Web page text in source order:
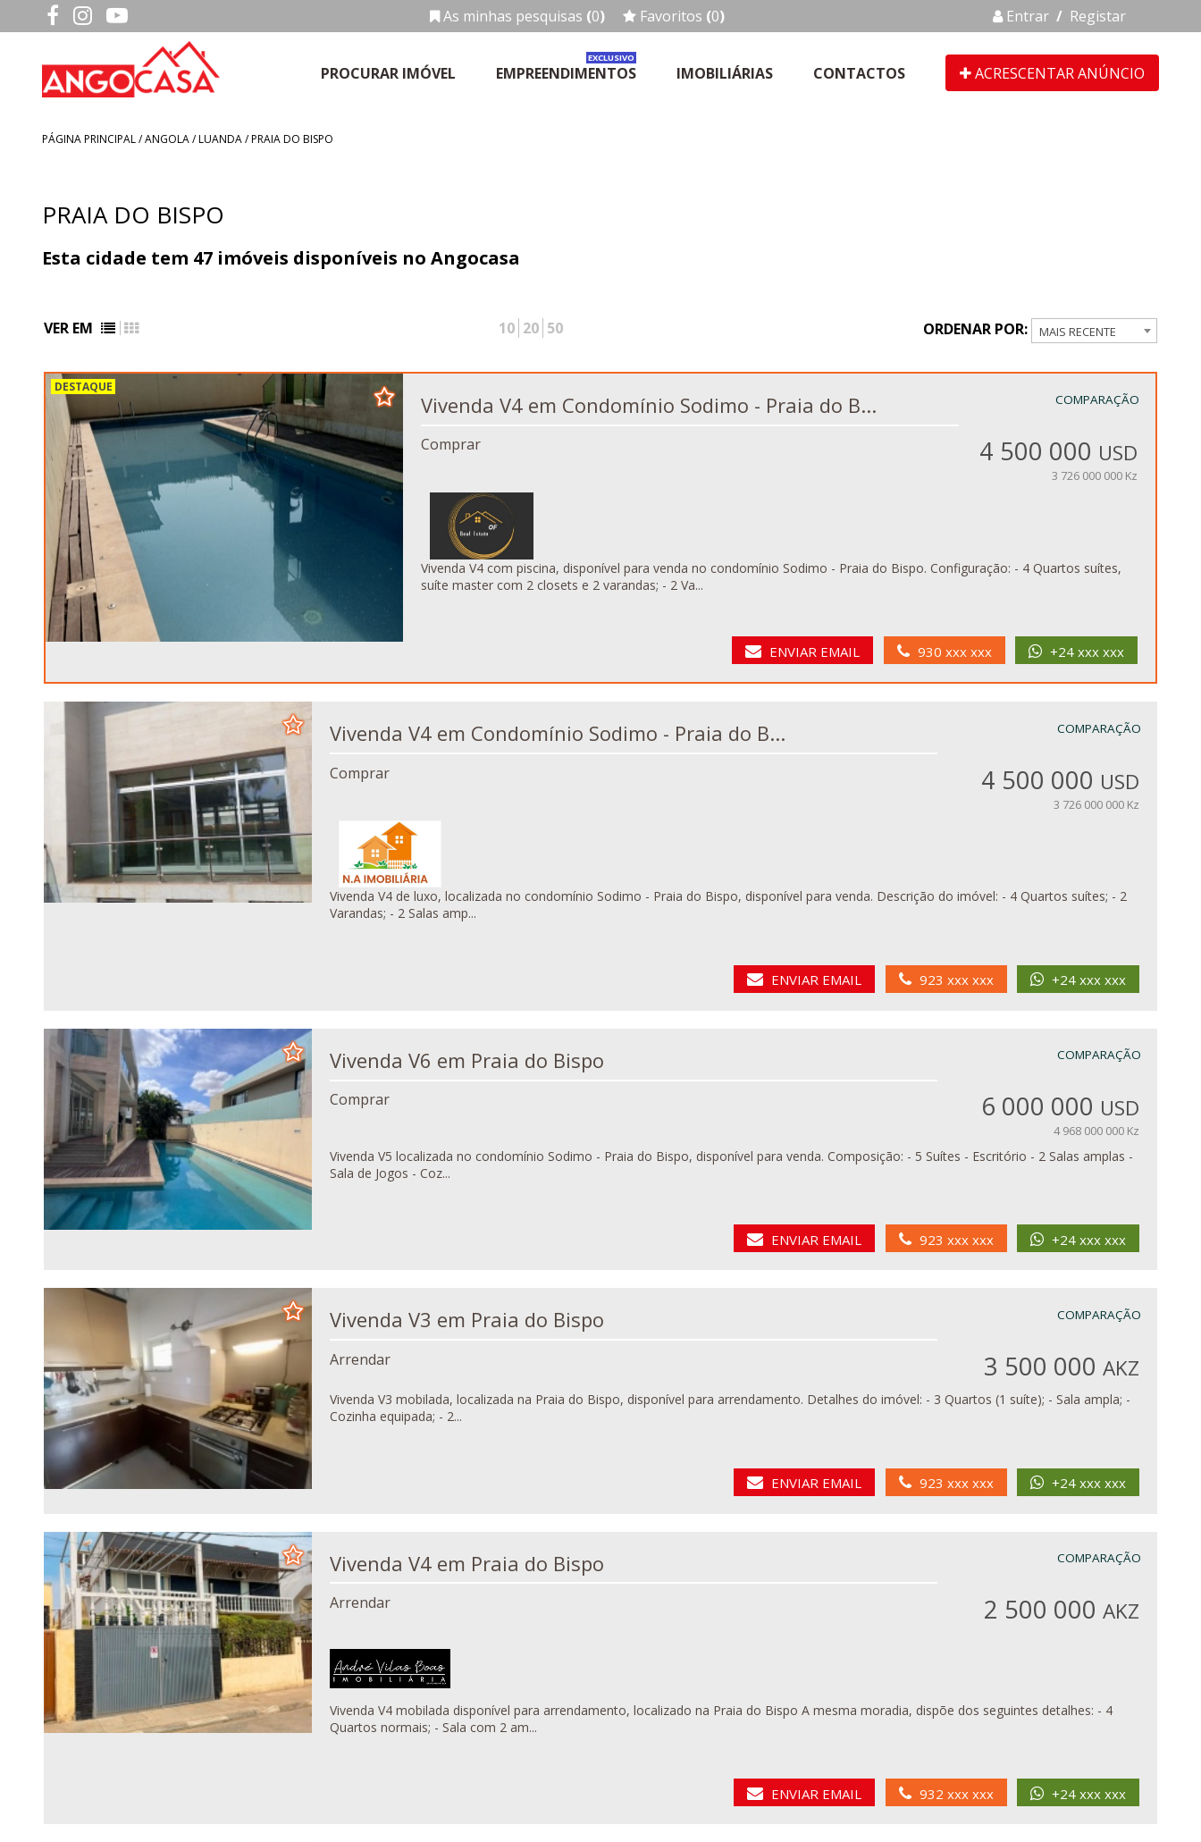
As minhas pesquisas (0) Favoritos (0) Entrar / Registar
PROCURAR IMÓVEL EMPREENDIMENTOS
EXCLUSIVO
IMOBILIÁRIAS CONTACTOS ACRESCENTAR ANÚNCIO
PÁGINA PRINCIPAL/ANGOLA/ LUANDA / PRAIA DO BISPO
PRAIA DO BISPO
Esta cidade tem 47 imóveis disponíveis no Angocasa
VER EM 10 20 50 ORDENAR POR: MAIS RECENTE
Vivenda V4 em Condomínio Sodimo - Praia do B...
Comprar 4 500 000 USD
3 726 000 000 Kz
Vivenda V4 com piscina, disponível para venda no condomínio Sodimo - Praia do Bispo. Configuração: - 4 Quartos suítes,
suíte master com 2 closets e 2 varandas; - 2 Va...
ENVIAR EMAIL 930 xxx xxx +24 xxx xxx
COMPARAÇÃO
Vivenda V4 em Condomínio Sodimo - Praia do B...
Comprar 4 500 000 USD
3 726 000 000 Kz
Vivenda V4 de luxo, localizada no condomínio Sodimo - Praia do Bispo, disponível para venda. Descrição do imóvel: - 4 Quartos suítes; - 2
Varandas; - 2 Salas amp...
ENVIAR EMAIL 923 xxx xxx +24 xxx xxx
COMPARAÇÃO
Vivenda V6 em Praia do Bispo
Comprar 6 000 000 USD
4 968 000 000 Kz
Vivenda V5 localizada no condomínio Sodimo - Praia do Bispo, disponível para venda. Composição: - 5 Suítes - Escritório - 2 Salas amplas -
Sala de Jogos - Coz...
ENVIAR EMAIL 923 xxx xxx +24 xxx xxx
COMPARAÇÃO
Vivenda V3 em Praia do Bispo
Arrendar 3 500 000 AKZ
Vivenda V3 mobilada, localizada na Praia do Bispo, disponível para arrendamento. Detalhes do imóvel: - 3 Quartos (1 suíte); - Sala ampla; -
Cozinha equipada; - 2...
ENVIAR EMAIL 923 xxx xxx +24 xxx xxx
COMPARAÇÃO
Vivenda V4 em Praia do Bispo
Arrendar 2 500 000 AKZ
Vivenda V4 mobilada disponível para arrendamento, localizado na Praia do Bispo A mesma moradia, dispõe dos seguintes detalhes: - 4
Quartos normais; - Sala com 2 am...
ENVIAR EMAIL 932 xxx xxx +24 xxx xxx
COMPARAÇÃO